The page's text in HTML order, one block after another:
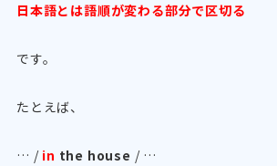
日本語とは語順が変わる部分で区切る
です。
たとえば、
… / in the house / …